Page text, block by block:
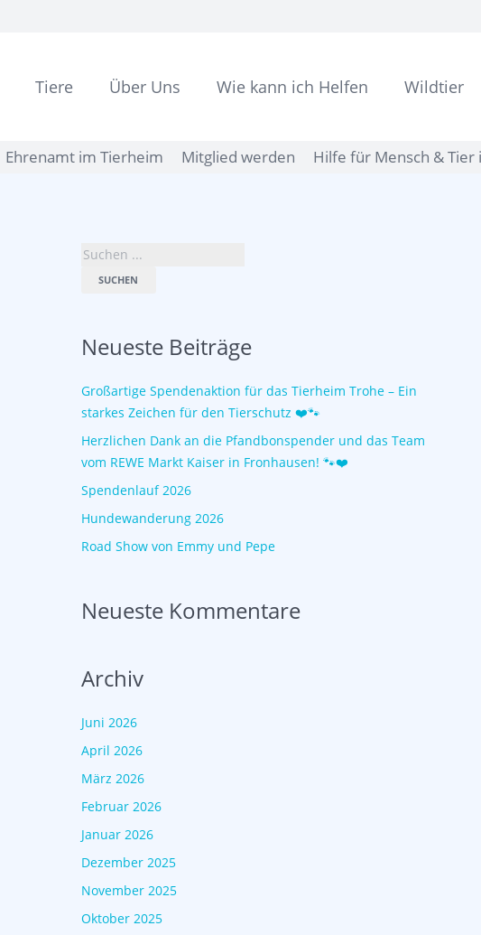
Tiere Über Uns Wie kann ich Helfen Wildtier
Ehrenamt im Tierheim Mitglied werden Hilfe für Mensch & Tier
SUCHEN
Neueste Beiträge
Großartige Spendenaktion für das Tierheim Trohe – Ein
starkes Zeichen für den Tierschutz ❤️🐾
Herzlichen Dank an die Pfandbonspender und das Team
vom REWE Markt Kaiser in Fronhausen! 🐾❤️
Spendenlauf 2026
Hundewanderung 2026
Road Show von Emmy und Pepe
Neueste Kommentare
Archiv
Juni 2026
April 2026
März 2026
Februar 2026
Januar 2026
Dezember 2025
November 2025
Oktober 2025